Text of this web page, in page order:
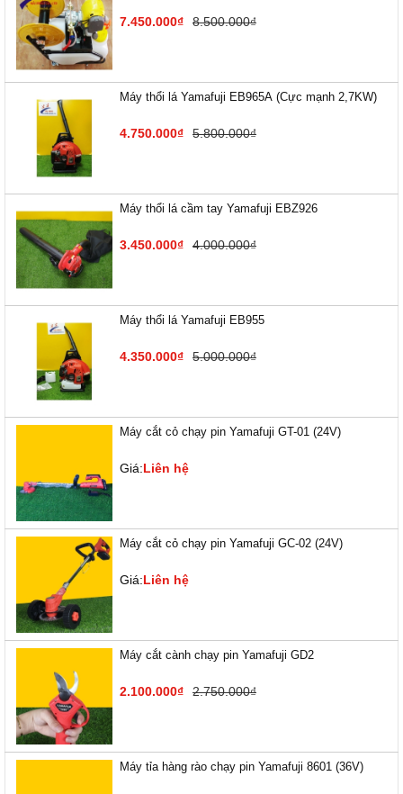
7.450.000₫ 8.500.000₫
Máy thổi lá Yamafuji EB9​65A (Cực mạnh 2,7KW)
4.750.000₫ 5.800.000₫
Máy thổi lá cầm tay Yamafuji EBZ926
3.450.000₫ 4.000.000₫
Máy thổi lá Yamafuji EB955
4.350.000₫ 5.000.000₫
Máy cắt cỏ chạy pin Yamafuji GT-01 (24V)
Giá:Liên hệ
Máy cắt cỏ chạy pin Yamafuji GC-02 (24V)
Giá:Liên hệ
Máy cắt cành chạy pin Yamafuji GD2
2.100.000₫ 2.750.000₫
Máy tỉa hàng rào chạy pin Yamafuji 8601 (36V)